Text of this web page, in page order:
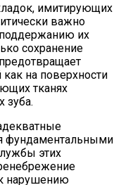
имитирующих
важно
их
сохранение
на поверхности
тканях
зуба.
фундаментальными
этих
нарушению